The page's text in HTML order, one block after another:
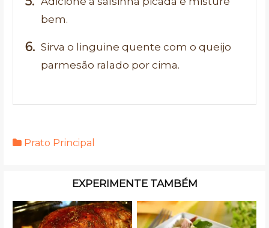
bem.
Sirva o linguine quente com o queijo
parmesão ralado por cima.
Prato Principal
EXPERIMENTE TAMBÉM